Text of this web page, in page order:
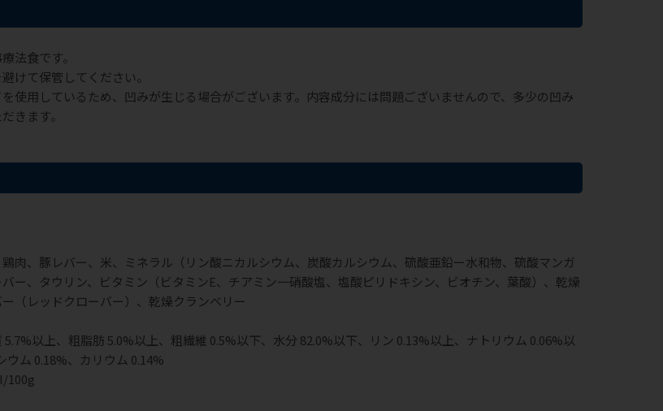
法食です。
けて保管してください。
使用しているため、凹みが生じる場合がございます。内容成分には問題ございませんので、多少の凹み
きます。
鶏肉、豚レバー、米、ミネラル（リン酸ニカルシウム、炭酸カルシウム、硫酸亜鉛ー水和物、硫酸マンガ
ー、タウリン、ビタミン（ビタミンE、チアミン一硝酸塩、塩酸ピリドキシン、ビオチン、葉酸）、乾燥
（レッドクローバー）、乾燥クランベリー
5.7%以上、粗脂肪 5.0%以上、粗繊維 0.5%以下、水分 82.0%以下、リン 0.13%以上、ナトリウム 0.06%以
ウム 0.18%、カリウム 0.14%
100g